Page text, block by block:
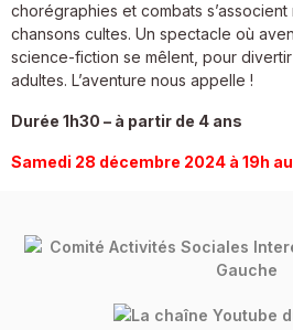
chorégraphies et combats
chansons cultes. Un spectacle où
science-fiction se mêlent, pour
adultes. L’aventure nous appelle !
Durée 1h30 – à partir de 4 ans
Samedi 28 décembre 2024 à 19h